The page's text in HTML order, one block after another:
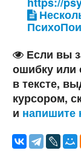
Если вы
ошибку или
в тексте,
курсором,
и напишите